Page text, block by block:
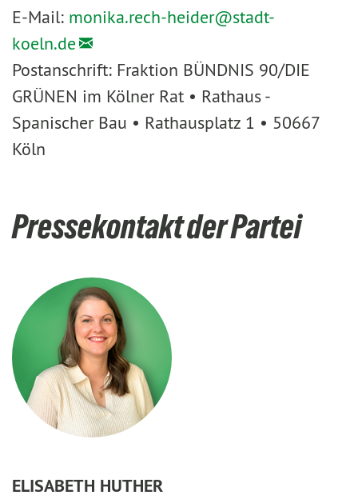
E-Mail: monika.rech-heider@stadt-
koeln.de
Postanschrift: Fraktion BÜNDNIS 90/DIE
GRÜNEN im Kölner Rat • Rathaus -
Spanischer Bau • Rathausplatz 1 • 50667
Köln
Pressekontakt der Partei
ELISABETH HUTHER